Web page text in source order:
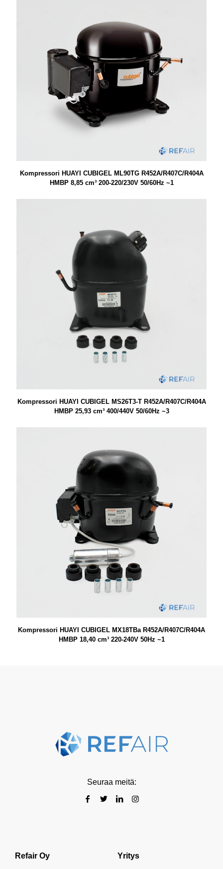
Kompressori HUAYI CUBIGEL ML90TG R452A/R407C/R404A
HMBP 8,85 cm³ 200-220/230V 50/60Hz ~1
Kompressori HUAYI CUBIGEL MS26T3-T R452A/R407C/R404A
HMBP 25,93 cm³ 400/440V 50/60Hz ~3
Kompressori HUAYI CUBIGEL MX18TBa R452A/R407C/R404A
HMBP 18,40 cm³ 220-240V 50Hz ~1
Seuraa meitä:
Refair Oy Yritys